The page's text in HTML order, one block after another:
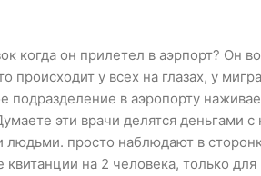
когда он прилетел в аэрпорт? Он
происходит у всех на глазах, у
подразделение в аэропорту
эти врачи делятся деньгами
людьми. просто наблюдают в
на 2 человека, только для